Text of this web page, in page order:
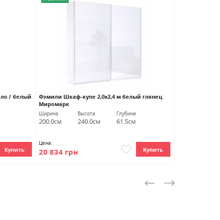
/ белый
Купить
Фэмили Шкаф-купе 2,0х2,4 м белый глянец
Миромарк
Ширина
200.0см
Высота
240.0см
Глубина
61.5см
Цена:
20 834 грн Купить